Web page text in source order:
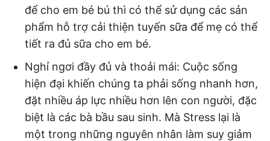
để cho em bé bú thì có thể sử dụng các sản
phẩm hỗ trợ cải thiện tuyến sữa để mẹ có thể
tiết ra đủ sữa cho em bé.
Nghỉ ngơi đầy đủ và thoải mái: Cuộc sống
hiện đại khiến chúng ta phải sống nhanh hơn,
đặt nhiều áp lực nhiều hơn lên con người, đặc
biệt là các bà bầu sau sinh. Mà Stress lại là
một trong những nguyên nhân làm suy giảm